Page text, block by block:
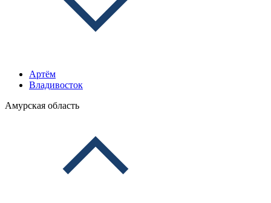
Артём
Владивосток
Амурская область